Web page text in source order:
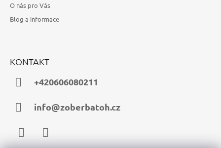
O nás pro Vás
Blog a informace
KONTAKT
+420606080211
info@zoberbatoh.cz